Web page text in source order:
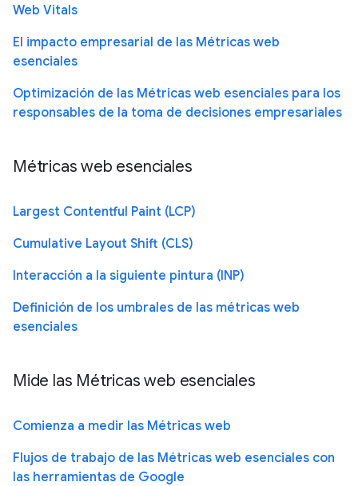
Web Vitals
El impacto empresarial de las Métricas web
esenciales
Optimización de las Métricas web esenciales para los
responsables de la toma de decisiones empresariales
Métricas web esenciales
Largest Contentful Paint (LCP)
Cumulative Layout Shift (CLS)
Interacción a la siguiente pintura (INP)
Definición de los umbrales de las métricas web
esenciales
Mide las Métricas web esenciales
Comienza a medir las Métricas web
Flujos de trabajo de las Métricas web esenciales con
las herramientas de Google